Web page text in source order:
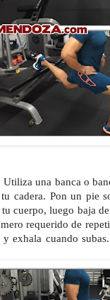
Utiliza una banca o
cadera. Pon un pie
cuerpo, luego baja
requerido de
exhala cuando